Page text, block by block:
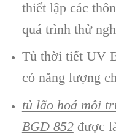
thiết lập các
quá trình thử
Tủ thời tiết UV
có năng lượng
tủ lão hoá môi tr
BGD 852được